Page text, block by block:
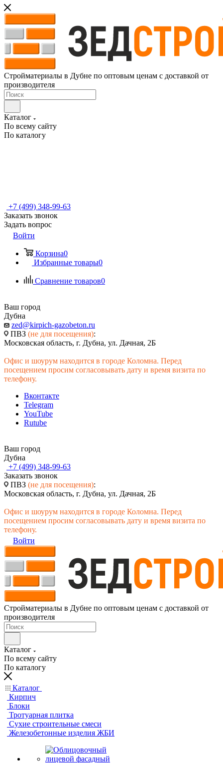
Стройматериалы в Дубне по оптовым ценам с доставкой от
производителя
Каталог
По всему сайту
По каталогу
+7 (499) 348-99-63
Заказать звонок
Задать вопрос
Войти
Корзина0
Избранные товары0
Сравнение товаров0
Ваш город
Дубна
zed@kirpich-gazobeton.ru
ПВЗ (не для посещения):
Московская область, г. Дубна, ул. Дачная, 2Б
Офис и шоурум находится в городе Коломна. Перед
посещением просим согласовывать дату и время визита по
телефону.
Вконтакте
Telegram
YouTube
Rutube
Ваш город
Дубна
+7 (499) 348-99-63
Заказать звонок
ПВЗ (не для посещения):
Московская область, г. Дубна, ул. Дачная, 2Б
Офис и шоурум находится в городе Коломна. Перед
посещением просим согласовывать дату и время визита по
телефону.
Войти
Стройматериалы в Дубне по оптовым ценам с доставкой от
производителя
Каталог
По всему сайту
По каталогу
Каталог
Кирпич
Блоки
Тротуарная плитка
Сухие строительные смеси
Железобетонные изделия ЖБИ